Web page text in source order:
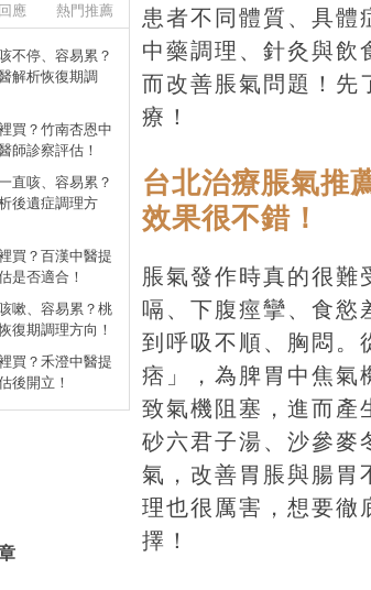
患者不同體質、具體
中藥調理、針灸與飲
而改善脹氣問題！先
療！
台北治療脹氣推
效果很不錯！
脹氣發作時真的很難
嗝、下腹痙攣、食慾
到呼吸不順、胸悶。
痞」，為脾胃中焦氣
致氣機阻塞，進而產
砂六君子湯、沙參麥
氣，改善胃脹與腸胃
理也很厲害，想要徹
擇！
應 熱門推薦
不停、容易累？
解析恢復期調
買？竹南杏恩中
師診察評估！
直咳、容易累？
後遺症調理方
買？百漢中醫提
是否適合！
嗽、容易累？桃
復期調理方向！
買？禾澄中醫提
後開立！